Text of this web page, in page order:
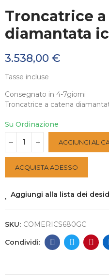
Troncatrice
diamantata
3.538,00 €
Tasse incluse
Consegnato in 4-7giorni
Troncatrice a catena
Su Ordinazione
AGGIUNGI AL
ACQUISTA ADESSO
Aggiungi alla lista dei
SKU: COMERICS680GC